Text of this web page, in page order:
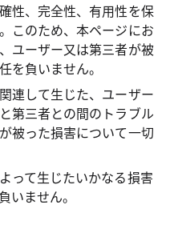
性、完全性、有用性を保
このため、本ページにお
ユーザー又は第三者が被
を負いません。
連して生じた、ユーザー
第三者との間のトラブル
被った損害について一切
って生じたいかなる損害
いません。